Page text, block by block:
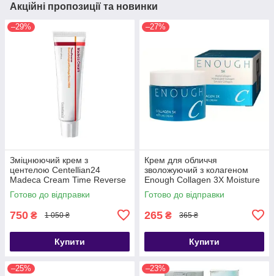
Акційні пропозиції та новинки
–29%
Зміцнюючий крем з
центелою Centellian24
Madeca Cream Time Reverse
50 мл
Готово до відправки
750 ₴ 1 050 ₴
Купити
–27%
Крем для обличчя
зволожуючий з колагеном
Enough Collagen 3X Moisture
Cream, 50g
Готово до відправки
265 ₴ 365 ₴
Купити
–25% –23%